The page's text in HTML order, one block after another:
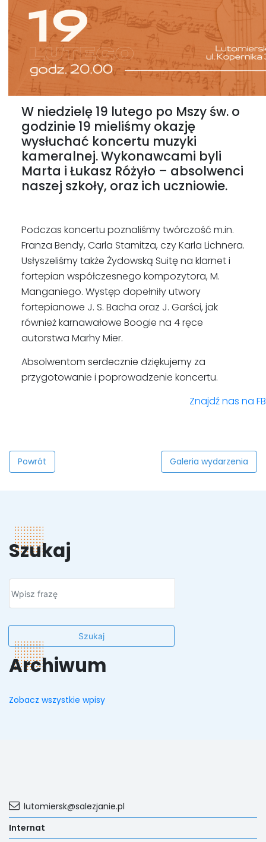
W niedzielę 19 lutego po Mszy św. o
godzinie 19 mieliśmy okazję
wysłuchać koncertu muzyki
kameralnej. Wykonawcami byli
Marta i Łukasz Różyło – absolwenci
naszej szkoły, oraz ich uczniowie.
Podczas koncertu poznaliśmy twórczość m.in.
Franza Bendy, Carla Stamitza, czy Karla Lichnera.
Usłyszeliśmy także Żydowską Suitę na klarnet i
fortepian współczesnego kompozytora, M.
Manganiego. Występ dopełniły utwory
fortepianowe J. S. Bacha oraz J. Garści, jak
również karnawałowe Boogie na 4 ręce
autorstwa Marhy Mier.
Absolwentom serdecznie dziękujemy za
przygotowanie i poprowadzenie koncertu.
Znajdź nas na FB
Powrót Galeria wydarzenia
Szukaj
Archiwum
Zobacz wszystkie wpisy
lutomiersk@salezjanie.pl
Internat